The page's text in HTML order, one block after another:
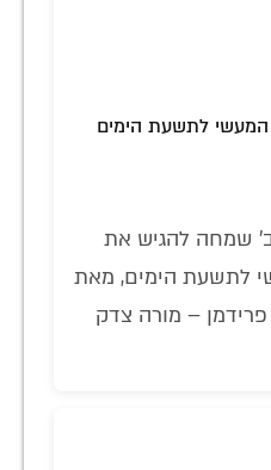
המעשי לתשעת הימים
שמחה להגיש את
לתשעת הימים, מאת
– מורה צדק